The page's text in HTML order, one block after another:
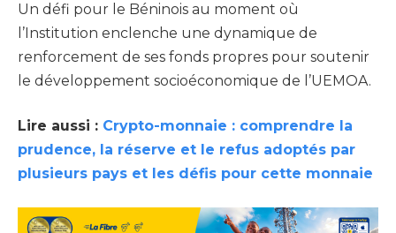
Un défi pour le Béninois au moment où
l’Institution enclenche une dynamique de
renforcement de ses fonds propres pour soutenir
le développement socioéconomique de l’UEMOA.
Lire aussi : Crypto-monnaie : comprendre la
prudence, la réserve et le refus adoptés par
plusieurs pays et les défis pour cette monnaie